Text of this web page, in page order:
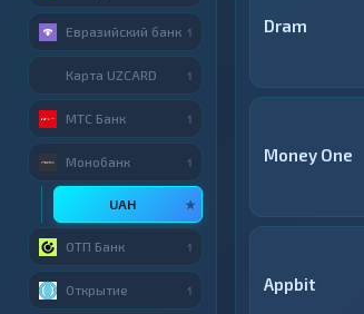
Dram
Money One
Appbit
Евразийский банк 1
Карта UZCARD 1
МТС Банк 1
Монобанк 1
UAH ★
ОТП Банк 1
Открытие 1